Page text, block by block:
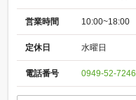
営業時間 10:00~18:00
定休日 水曜日
電話番号 0949-52-7246